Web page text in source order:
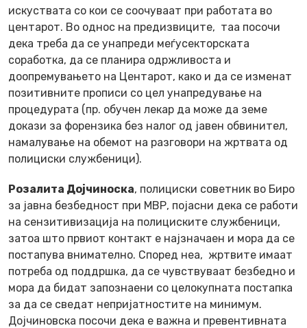
искуствата со кои се соочуваат при работата во
центарот. Во однос на предизвиците, таа посочи
дека треба да се унапреди меѓусекторската
соработка, да се планира одржливоста и
доопремувањето на Центарот, како и да се изменат
позитивните прописи со цел унапредување на
процедурата (пр. обучен лекар да може да земе
докази за форензика без налог од јавен обвинител,
намалување на обемот на разговори на жртвата од
полициски службеници).
Розалита Дојчиноска, полициски советник во Биро
за јавна безбедност при МВР, појасни дека се работи
на сензитивизација на полициските службеници,
затоа што првиот контакт е најзначаен и мора да се
постапува внимателно. Според неа, жртвите имаат
потреба од поддршка, да се чувствуваат безбедно и
мора да бидат запознаени со целокупната постапка
за да се сведат непријатностите на минимум.
Дојчиновска посочи дека е важна и превентивната